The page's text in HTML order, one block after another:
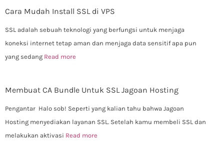
Cara Mudah Install SSL di VPS
SSL adalah sebuah teknologi yang berfungsi untuk menjaga
koneksi internet tetap aman dan menjaga data sensitif apa pun
yang sedang Read more
Membuat CA Bundle Untuk SSL Jagoan Hosting
Pengantar Halo sob! Seperti yang kalian tahu bahwa Jagoan
Hosting menyediakan layanan SSL. Setelah kamu membeli SSL dan
melakukan aktivasi Read more